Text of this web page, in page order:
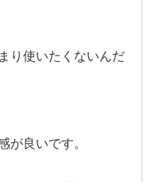
り使いたくないんだ
が良いです。